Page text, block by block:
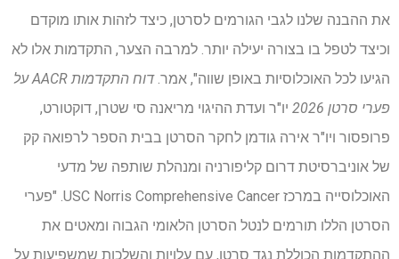
את ההבנה שלנו לגבי הגורמים לסרטן, כיצד לזהות אותו מוקדם
וכיצד לטפל בו בצורה יעילה יותר. למרבה הצער, התקדמות אלו לא
הגיעו לכל האוכלוסיות באופן שווה", אמר.
דוח התקדמות AACR על
פערי סרטן 2026
יו"ר ועדת ההיגוי מריאנה סי שטרן, דוקטורט,
פרופסור ויו"ר אירה גודמן לחקר הסרטן בבית הספר לרפואה קק
של אוניברסיטת דרום קליפורניה ומנהלת שותפה של מדעי
האוכלוסייה במרכז USC Norris Comprehensive Cancer. "פערי
הסרטן הללו תורמים לנטל הסרטן הלאומי הגבוה ומאטים את
ההתקדמות הכוללת נגד סרטן, עם עלויות והשלכות שמשפיעות על